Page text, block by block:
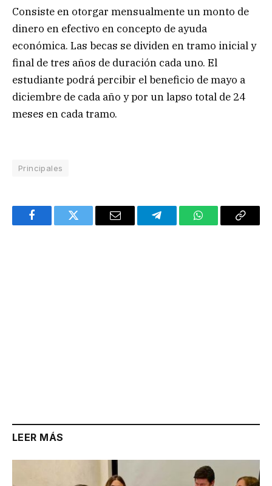
Consiste en otorgar mensualmente un monto de
dinero en efectivo en concepto de ayuda
económica. Las becas se dividen en tramo inicial y
final de tres años de duración cada uno. El
estudiante podrá percibir el beneficio de mayo a
diciembre de cada año y por un lapso total de 24
meses en cada tramo.
Principales
FacebookTwitter Email TelegramWhatsAppCopy
LEER MÁS